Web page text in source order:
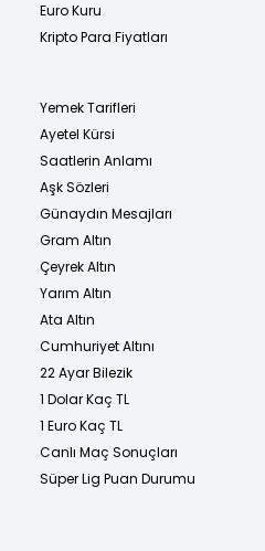
Euro Kuru
Kripto Para Fiyatları
Yemek Tarifleri
Ayetel Kürsi
Saatlerin Anlamı
Aşk Sözleri
Günaydın Mesajları
Gram Altın
Çeyrek Altın
Yarım Altın
Ata Altın
Cumhuriyet Altını
22 Ayar Bilezik
1 Dolar Kaç TL
1 Euro Kaç TL
Canlı Maç Sonuçları
Süper Lig Puan Durumu